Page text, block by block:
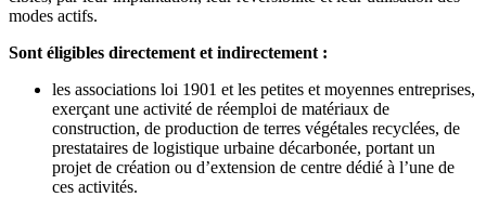
modes actifs.
Sont éligibles directement et indirectement :
les associations loi 1901 et les petites et moyennes entreprises,
exerçant une activité de réemploi de matériaux de
construction, de production de terres végétales recyclées, de
prestataires de logistique urbaine décarbonée, portant un
projet de création ou d’extension de centre dédié à l’une de
ces activités.